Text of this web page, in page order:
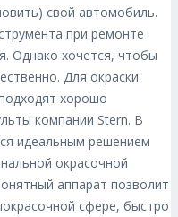
свой автомобиль.
при ремонте
Однако хочется, чтобы
Для окраски
хорошо
компании Stern. В
идеальным решением
окрасочной
аппарат позволит
сфере, быстро